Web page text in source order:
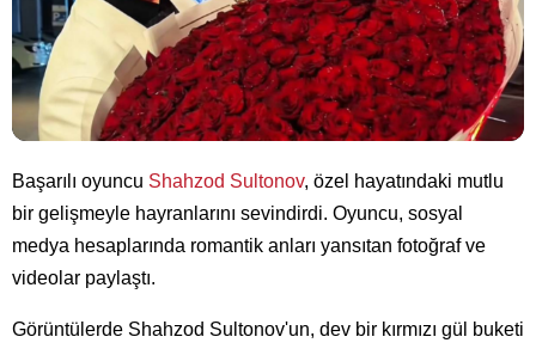
Başarılı oyuncu Shahzod Sultonov, özel hayatındaki mutlu
bir gelişmeyle hayranlarını sevindirdi. Oyuncu, sosyal
medya hesaplarında romantik anları yansıtan fotoğraf ve
videolar paylaştı.
Görüntülerde Shahzod Sultonov'un, dev bir kırmızı gül buketi